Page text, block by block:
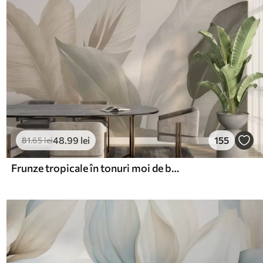
81.65lei48 .99 lei 155
Frunze tropicale în tonuri moi de bej și verde, cu un efect de acuarelă și tranziții de culoare delicate